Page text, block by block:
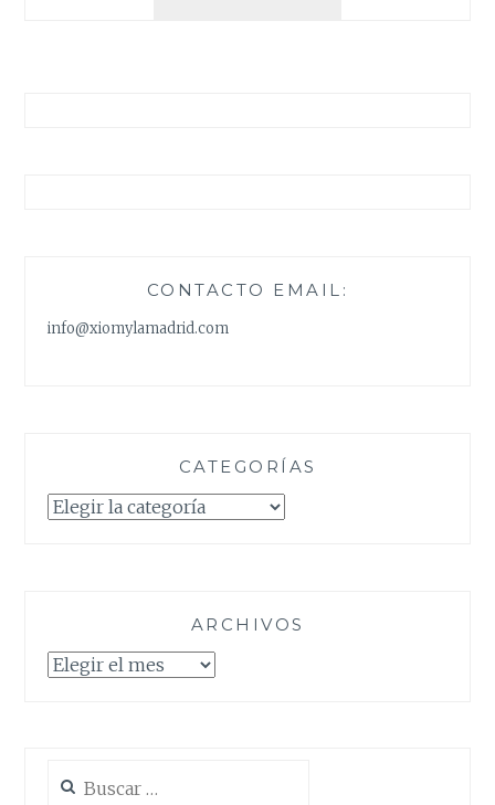
CONTACTO EMAIL:
info@xiomylamadrid.com
CATEGORÍAS
Categorías
ARCHIVOS
Archivos